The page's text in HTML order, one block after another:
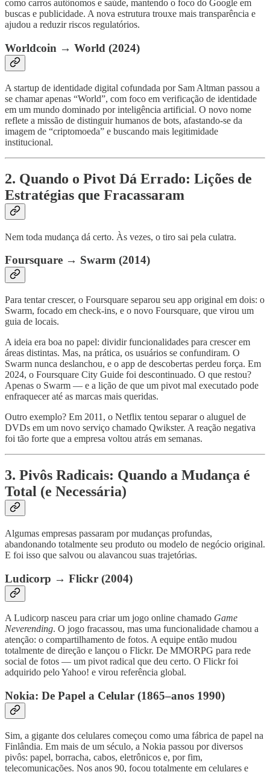
como carros autônomos e saúde, mantendo o foco do Google em
buscas e publicidade. A nova estrutura trouxe mais transparência e
ajudou a reduzir riscos regulatórios.
Worldcoin → World (2024)
A startup de identidade digital cofundada por Sam Altman passou a
se chamar apenas “World”, com foco em verificação de identidade
em um mundo dominado por inteligência artificial. O novo nome
reflete a missão de distinguir humanos de bots, afastando-se da
imagem de “criptomoeda” e buscando mais legitimidade
institucional.
2. Quando o Pivot Dá Errado: Lições de
Estratégias que Fracassaram
Nem toda mudança dá certo. Às vezes, o tiro sai pela culatra.
Foursquare → Swarm (2014)
Para tentar crescer, o Foursquare separou seu app original em dois: o
Swarm, focado em check-ins, e o novo Foursquare, que virou um
guia de locais.
A ideia era boa no papel: dividir funcionalidades para crescer em
áreas distintas. Mas, na prática, os usuários se confundiram. O
Swarm nunca deslanchou, e o app de descobertas perdeu força. Em
2024, o Foursquare City Guide foi descontinuado. O que restou?
Apenas o Swarm — e a lição de que um pivot mal executado pode
enfraquecer até as marcas mais queridas.
Outro exemplo? Em 2011, o Netflix tentou separar o aluguel de
DVDs em um novo serviço chamado Qwikster. A reação negativa
foi tão forte que a empresa voltou atrás em semanas.
3. Pivôs Radicais: Quando a Mudança é
Total (e Necessária)
Algumas empresas passaram por mudanças profundas,
abandonando totalmente seu produto ou modelo de negócio original.
E foi isso que salvou ou alavancou suas trajetórias.
Ludicorp → Flickr (2004)
A Ludicorp nasceu para criar um jogo online chamado Game
Neverending. O jogo fracassou, mas uma funcionalidade chamou a
atenção: o compartilhamento de fotos. A equipe então mudou
totalmente de direção e lançou o Flickr. De MMORPG para rede
social de fotos — um pivot radical que deu certo. O Flickr foi
adquirido pelo Yahoo! e virou referência global.
Nokia: De Papel a Celular (1865–anos 1990)
Sim, a gigante dos celulares começou como uma fábrica de papel na
Finlândia. Em mais de um século, a Nokia passou por diversos
pivôs: papel, borracha, cabos, eletrônicos e, por fim,
telecomunicações. Nos anos 90, focou totalmente em celulares e